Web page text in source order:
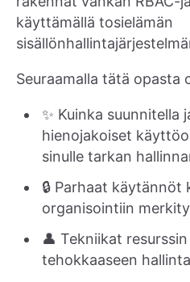
käyttämällä tosielämän
Seuraamalla tätä opasta
✨ Kuinka suunnitella
hienojakoiset
sinulle tarkan
🔒 Parhaat
organisointiin
👤 Tekniikat
tehokkaaseen